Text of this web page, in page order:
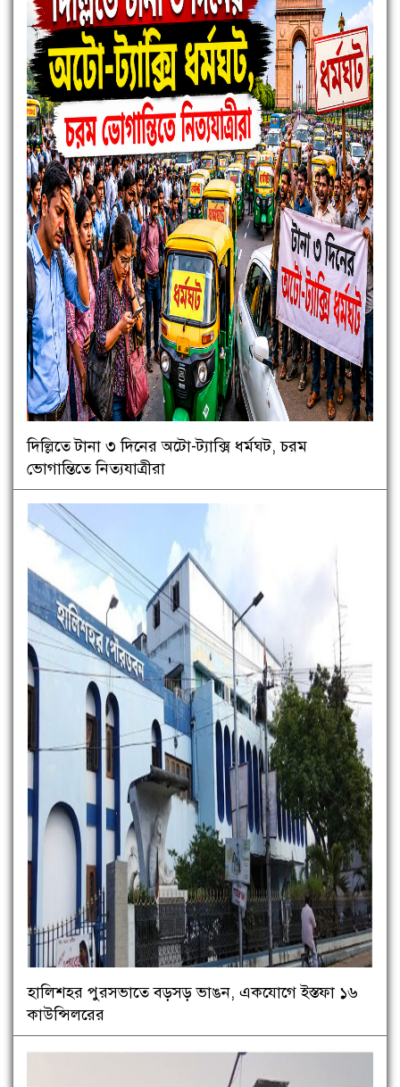
দিল্লিতে টানা ৩ দিনের অটো-ট্যাক্সি ধর্মঘট, চরম
ভোগান্তিতে নিত্যযাত্রীরা
হালিশহর পুরসভাতে বড়সড় ভাঙন, একযোগে ইস্তফা ১৬
কাউন্সিলরের